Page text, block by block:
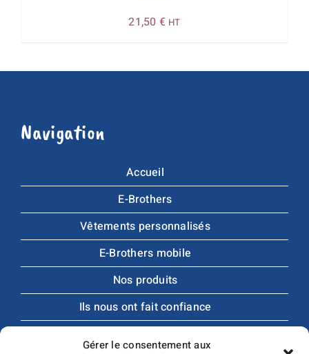
Gérer le consentement aux
21,50 € HT
Navigation
Accueil
E-Brothers
Vêtements personnalisés
E-Brothers mobile
Nos produits
Ils nous ont fait confiance